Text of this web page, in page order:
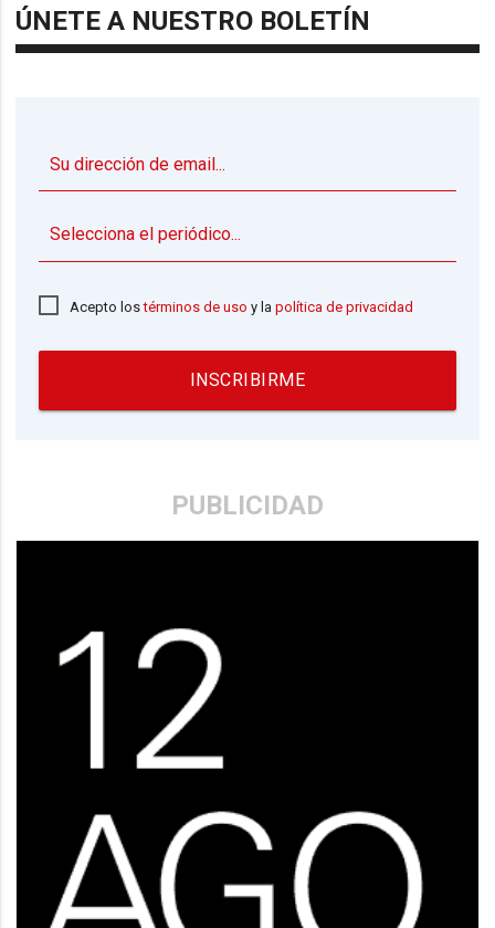
ÚNETE A NUESTRO BOLETÍN
Acepto lostérminos de uso y lapolítica de privacidad
INSCRIBIRME
PUBLICIDAD